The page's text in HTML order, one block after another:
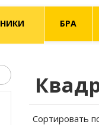
БРА
Сортировать